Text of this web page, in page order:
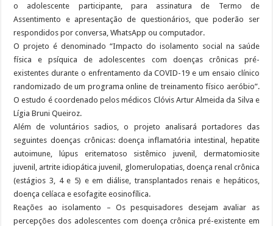
o adolescente participante, para assinatura de Termo de
Assentimento e apresentação de questionários, que poderão ser
respondidos por conversa, WhatsApp ou computador.
O projeto é denominado “Impacto do isolamento social na saúde
física e psíquica de adolescentes com doenças crônicas pré-
existentes durante o enfrentamento da COVID-19 e um ensaio clínico
randomizado de um programa online de treinamento físico aeróbio”.
O estudo é coordenado pelos médicos Clóvis Artur Almeida da Silva e
Lígia Bruni Queiroz.
Além de voluntários sadios, o projeto analisará portadores das
seguintes doenças crônicas: doença inflamatória intestinal, hepatite
autoimune, lúpus eritematoso sistêmico juvenil, dermatomiosite
juvenil, artrite idiopática juvenil, glomerulopatias, doença renal crônica
(estágios 3, 4 e 5) e em diálise, transplantados renais e hepáticos,
doença celíaca e esofagite eosinofílica.
Reações ao isolamento – Os pesquisadores desejam avaliar as
percepções dos adolescentes com doença crônica pré-existente em